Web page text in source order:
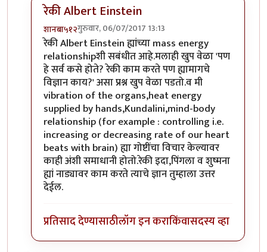
रेकी Albert Einstein
शानबा५१२गुरुवार, 06/07/2017 13:13
In reply toप्लसिबोbyउपाशी बोका
रेकी Albert Einstein ह्यांच्या mass energy
relationshipशी सबंधीत आहे.मलाही खुप वेळा 'पण
हे सर्व कसे होते? रेकी काम करते पण ह्यामागचे
विज्ञान काय?' असा प्रश्न खुप वेळा पडतो.व मी
vibration of the organs,heat energy
supplied by hands,Kundalini,mind-body
relationship (for example : controlling i.e.
increasing or decreasing rate of our heart
beats with brain) ह्या गोष्टींचा विचार केल्यावर
काही अंशी समाधानी होतो.रेकी इदा,पिंगला व शुष्मना
ह्यां नाड्यावर काम करते त्याचे ज्ञान तुम्हाला उत्तर
देईल.
प्रतिसाद देण्यासाठीलॉग इन कराकिंवासदस्य व्हा